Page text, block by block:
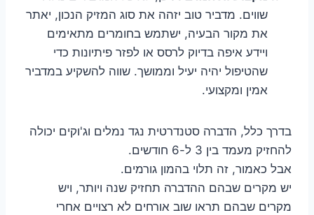
שווים. מדביר טוב יזהה את סוג המזיק הנכון, יאתר
את מקור הבעיה, ישתמש בחומרים מתאימים
ויידע איפה בדיוק לרסס או לפזר פיתיונות כדי
שהטיפול יהיה יעיל וממושך. שווה להשקיע במדביר
אמין ומקצועי.
בדרך כלל, הדברה סטנדרטית נגד נמלים וג'וקים יכולה
להחזיק מעמד בין 3 ל-6 חודשים.
אבל כאמור, זה תלוי בהמון גורמים.
יש מקרים שבהם ההדברה תחזיק שנה ויותר, ויש
מקרים שבהם תראו שוב אורחים לא רצויים אחרי